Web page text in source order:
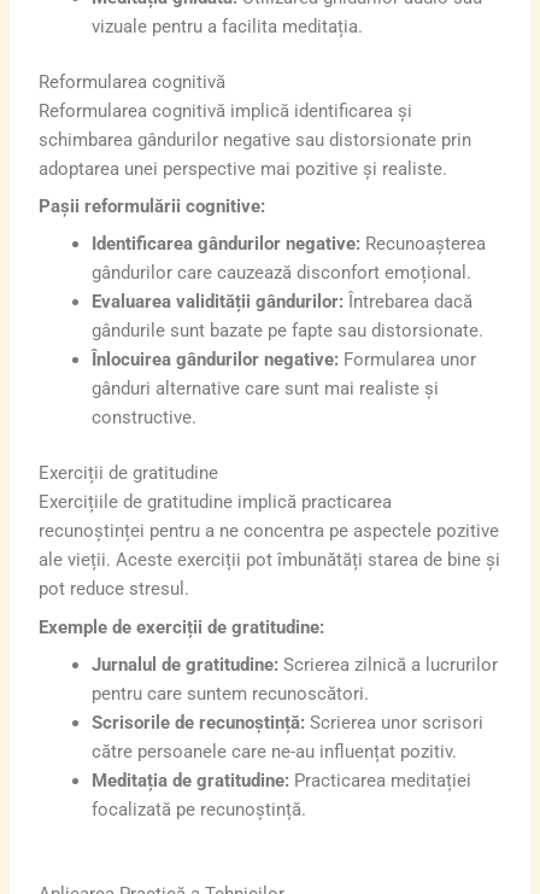
vizuale pentru a facilita meditația.
Reformularea cognitivă
Reformularea cognitivă implică identificarea și
schimbarea gândurilor negative sau distorsionate prin
adoptarea unei perspective mai pozitive și realiste.
Pașii reformulării cognitive:
Identificarea gândurilor negative: Recunoașterea
gândurilor care cauzează disconfort emoțional.
Evaluarea validității gândurilor: Întrebarea dacă
gândurile sunt bazate pe fapte sau distorsionate.
Înlocuirea gândurilor negative: Formularea unor
gânduri alternative care sunt mai realiste și
constructive.
Exerciții de gratitudine
Exercițiile de gratitudine implică practicarea
recunoștinței pentru a ne concentra pe aspectele pozitive
ale vieții. Aceste exerciții pot îmbunătăți starea de bine și
pot reduce stresul.
Exemple de exerciții de gratitudine:
Jurnalul de gratitudine: Scrierea zilnică a lucrurilor
pentru care suntem recunoscători.
Scrisorile de recunoștință: Scrierea unor scrisori
către persoanele care ne-au influențat pozitiv.
Meditația de gratitudine: Practicarea meditației
focalizată pe recunoștință.